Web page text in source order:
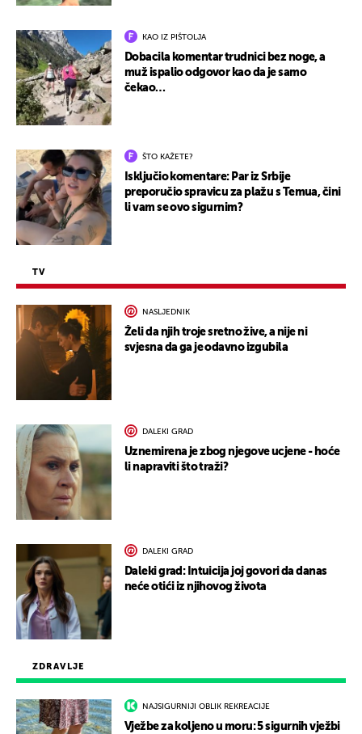
ZDRAVLJE
NAJSIGURNIJI OBLIK REKREACIJE
Vježbe za koljeno u moru: 5 sigurnih vježbi
KAO IZ PIŠTOLJA
Dobacila komentar trudnici bez noge, a
muž ispalio odgovor kao da je samo
čekao…
ŠTO KAŽETE?
Isključio komentare: Par iz Srbije
preporučio spravicu za plažu s Temua, čini
li vam se ovo sigurnim?
TV
NASLJEDNIK
Želi da njih troje sretno žive, a nije ni
svjesna da ga je odavno izgubila
DALEKI GRAD
Uznemirena je zbog njegove ucjene - hoće
li napraviti što traži?
DALEKI GRAD
Daleki grad: Intuicija joj govori da danas
neće otići iz njihovog života